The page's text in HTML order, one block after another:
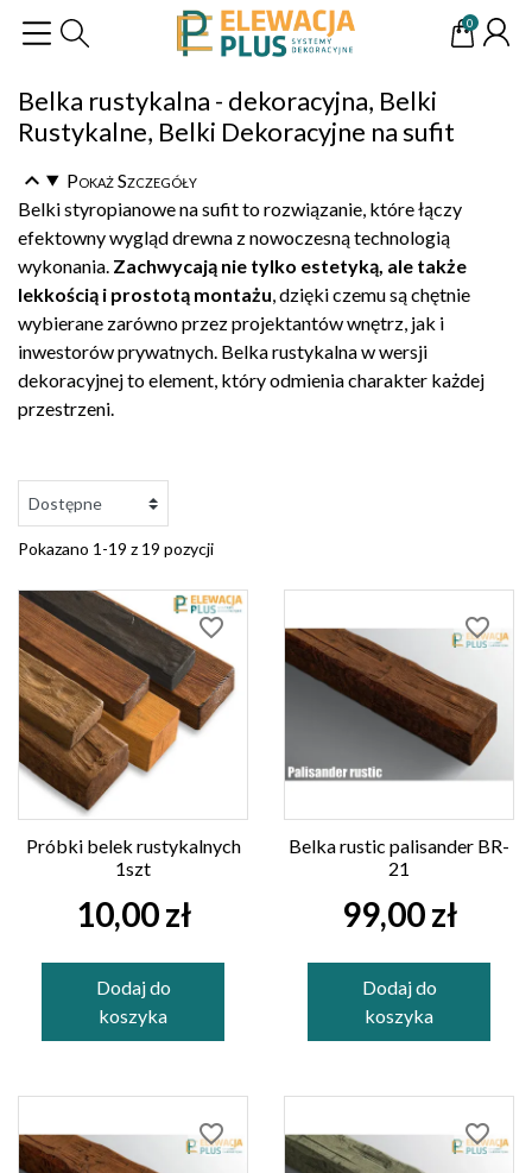
0
Belka rustykalna - dekoracyjna, Belki
Rustykalne, Belki Dekoracyjne na sufit
Pokaż Szczegóły
Belki styropianowe na sufit to rozwiązanie, które łączy
efektowny wygląd drewna z nowoczesną technologią
wykonania. Zachwycają nie tylko estetyką, ale także
lekkością i prostotą montażu, dzięki czemu są chętnie
wybierane zarówno przez projektantów wnętrz, jak i
inwestorów prywatnych. Belka rustykalna w wersji
dekoracyjnej to element, który odmienia charakter każdej
przestrzeni.
Pokazano 1-19 z 19 pozycji
favorite_border
Próbki belek rustykalnych
1szt
10,00 zł
Dodaj do
koszyka
favorite_border
Belka rustic palisander BR-
21
99,00 zł
Dodaj do
koszyka
favorite_border favorite_border